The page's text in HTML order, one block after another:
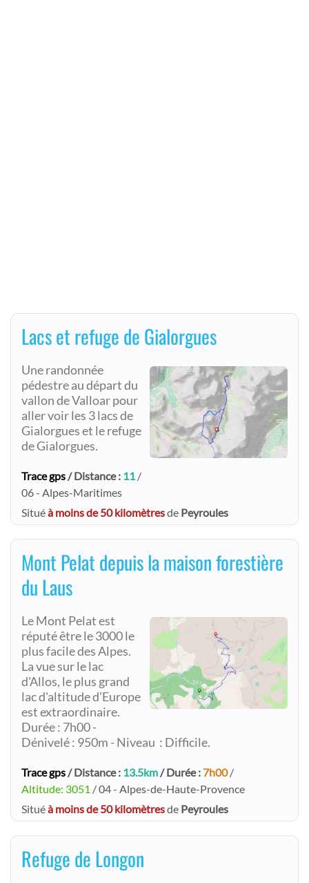
Lacs et refuge de Gialorgues
Une randonnée
pédestre au départ du
vallon de Valloar pour
aller voir les 3 lacs de
Gialorgues et le refuge
de Gialorgues.
Trace gps / Distance : 11 /
06 - Alpes-Maritimes
Situéà moins de 50 kilomètresde Peyroules
Mont Pelat depuis la maison forestière
du Laus
Le Mont Pelat est
réputé être le 3000 le
plus facile des Alpes.
La vue sur le lac
d'Allos, le plus grand
lac d'altitude d'Europe
est extraordinaire.
Durée : 7h00 -
Dénivelé : 950m - Niveau : Difficile.
Trace gps / Distance : 13.5km / Durée : 7h00/
Altitude: 3051 / 04 - Alpes-de-Haute-Provence
Situéà moins de 50 kilomètresde Peyroules
Refuge de Longon